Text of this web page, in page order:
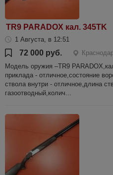
TR9 PARADOX кал. 345TK
1 Августа, в 12:51
72 000 руб.
Модель оружия –TR9
приклада - отличное,состояние
ствола внутри - отличное,длина
газоотводный,колич...